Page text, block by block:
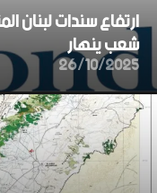
ارتفاع سندات لبنان
شعب ينهار
26/10/2025